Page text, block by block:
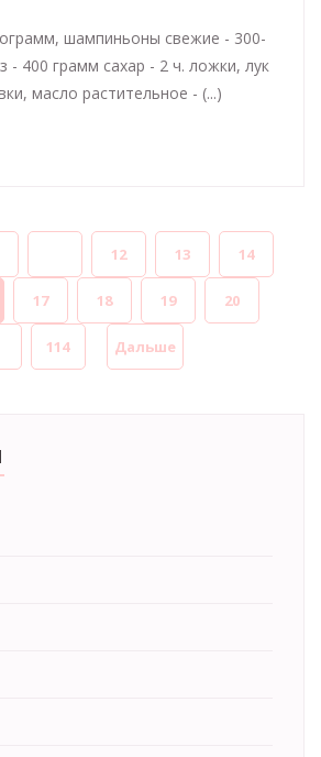
шампиньоны свежие - 300-
- 400 грамм сахар - 2 ч. ложки, лук
масло растительное - (...)
12 13 14
17 18 19 20
114 Дальше